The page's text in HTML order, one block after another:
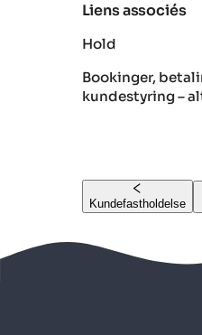
Liens associés
Hold
Bookinger,
kundestyring –
Kundefastholdelse